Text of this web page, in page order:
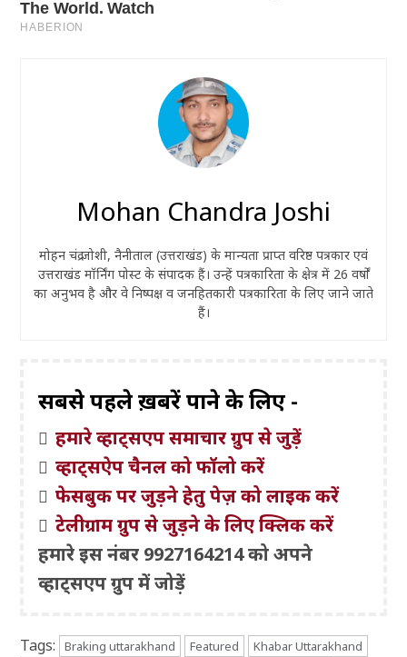
Mohan Chandra Joshi
मोहन चंद्र जोशी, नैनीताल (उत्तराखंड) के मान्यता प्राप्त वरिष्ठ पत्रकार एवं
उत्तराखंड मॉर्निंग पोस्ट के संपादक हैं। उन्हें पत्रकारिता के क्षेत्र में 26 वर्षों
का अनुभव है और वे निष्पक्ष व जनहितकारी पत्रकारिता के लिए जाने जाते
हैं।
सबसे पहले ख़बरें पाने के लिए -
हमारे व्हाट्सएप समाचार ग्रुप से जुड़ें
व्हाट्सऐप चैनल को फॉलो करें
फेसबुक पर जुड़ने हेतु पेज़ को लाइक करें
टेलीग्राम ग्रुप से जुड़ने के लिए क्लिक करें
हमारे इस नंबर 9927164214 को अपने
व्हाट्सएप ग्रुप में जोड़ें
Tags: Braking uttarakhand Featured
Khabar Uttarakhand